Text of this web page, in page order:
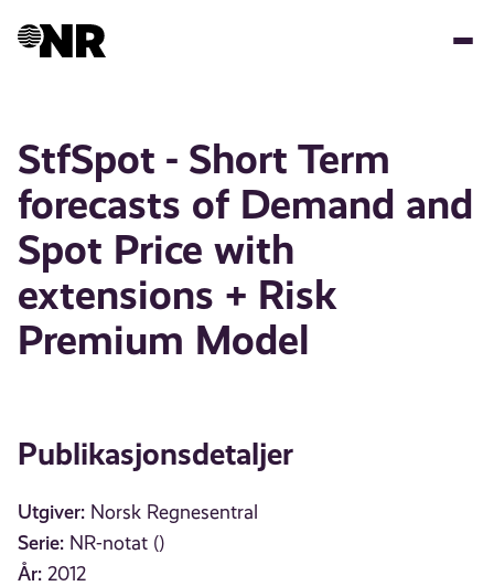
StfSpot - Short Term
forecasts of Demand and
Spot Price with
extensions + Risk
Premium Model
Publikasjonsdetaljer
Utgiver: Norsk Regnesentral
Serie: NR-notat ()
År: 2012